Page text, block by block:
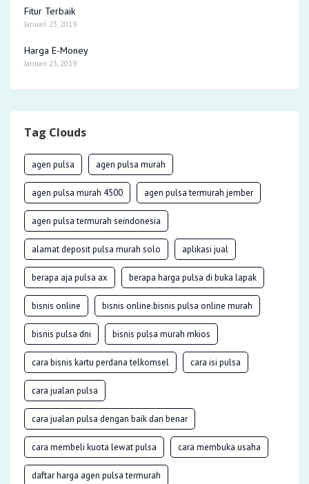
Fitur Terbaik
Januari 23, 2019
Harga E-Money
Januari 23, 2019
Tag Clouds
agen pulsa agen pulsa murah
agen pulsa murah 4500 agen pulsa termurah jember
agen pulsa termurah seindonesia
alamat deposit pulsa murah solo aplikasi jual
berapa aja pulsa ax berapa harga pulsa di buka lapak
bisnis online bisnis online.bisnis pulsa online murah
bisnis pulsa dni bisnis pulsa murah mkios
cara bisnis kartu perdana telkomsel cara isi pulsa
cara jualan pulsa
cara jualan pulsa dengan baik dan benar
cara membeli kuota lewat pulsa cara membuka usaha
daftar harga agen pulsa termurah